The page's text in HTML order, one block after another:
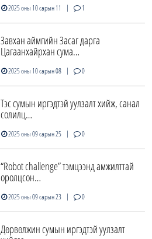
2025 оны 10 сарын 11 | 1
Завхан аймгийн Засаг дарга
Цагаанхайрхан сума…
2025 оны 10 сарын 08 | 0
Тэс сумын иргэдтэй уулзалт хийж, санал
солилц…
2025 оны 09 сарын 25 | 0
“Robot challenge” тэмцээнд амжилттай
оролцсон…
2025 оны 09 сарын 23 | 0
Дөрвөлжин сумын иргэдтэй уулзалт